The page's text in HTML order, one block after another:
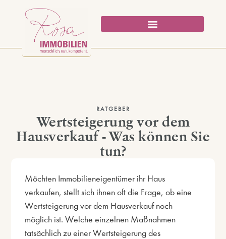
RATGEBER
Wertsteigerung vor dem
Hausverkauf - Was können Sie
tun?
Möchten Immobilieneigentümer ihr Haus
verkaufen, stellt sich ihnen oft die Frage, ob eine
Wertsteigerung vor dem Hausverkauf noch
möglich ist. Welche einzelnen Maßnahmen
tatsächlich zu einer Wertsteigerung des